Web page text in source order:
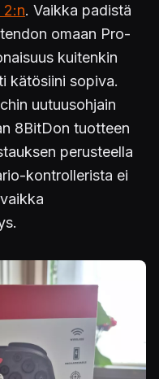
2:n. Vaikka padistä
omaan Pro-
kuitenkin
kätösiini sopiva.
uutuusohjain
8BitDon tuotteen
perusteella
kontrollerista ei